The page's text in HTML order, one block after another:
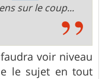
sur le coup...
voir niveau
le sujet en tout